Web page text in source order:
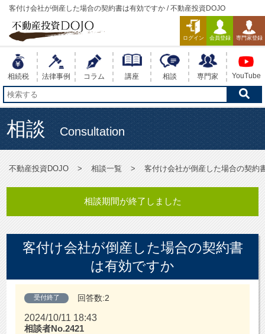
客付け会社が倒産した場合の契約書は有効ですか / 不動産投資DOJO
ログイン 会員登録 専門家登録
相続税 法律事例 コラム 講座 相談 専門家 YouTube
相談 Consultation
不動産投資DOJO 相談一覧 客付け会社が倒産した場合の契約
相談期間が終了しました
客付け会社が倒産した場合の契約書
は有効ですか
受付終了 回答数:2
2024/10/11 18:43
相談者No.2421